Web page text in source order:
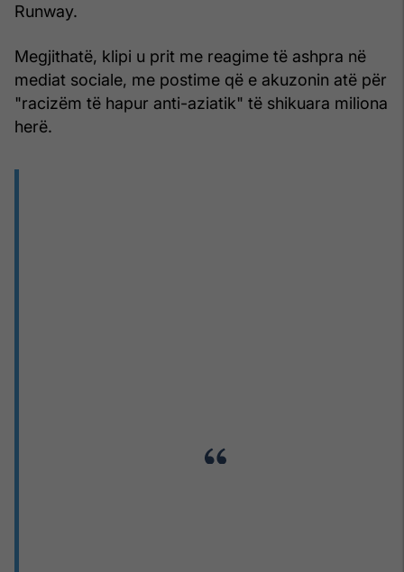
Runway.
Megjithatë, klipi u prit me reagime të ashpra në
mediat sociale, me postime që e akuzonin atë për
"racizëm të hapur anti-aziatik" të shikuara miliona
herë.